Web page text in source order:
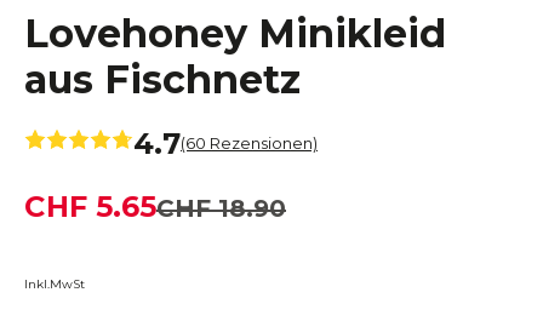
Lovehoney Minikleid
aus Fischnetz
4.7(60 Rezensionen)
CHF 18.90
CHF 5.65
Inkl.MwSt